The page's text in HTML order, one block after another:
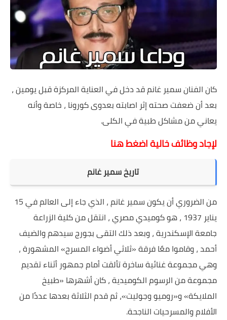
كان الفنان سمير غانم قد دخل في العناية المركزة قبل يومين ،
بعد أن ضعفت صحته إثر اصابته بعدوى كورونا ، خاصة وأنه
يعاني من مشاكل طبية في الكلى.
لإجاد وظائف خالية اضغط هنا
تاريخ سمير غانم
من الضروري أن يكون سمير غانم ، الذي جاء إلى العالم في 15
يناير 1937 ، هو كوميدي مصري ، انتقل من كلية الزراعة
جامعة الإسكندرية ، وبعد ذلك التقى بجورج سيدهم والضيف
أحمد ، وقاموا معًا فرقة «ثلاثي أضواء المسرح» المشهورة ،
وهي مجموعة غنائية ساخرة تألقت أمام جمهور أثناء تقديم
مجموعة من الرسوم الكوميدية ، كان أشهرها «طبيخ
الملايكة» و«روميو وجوليت»، ثم قدم الثلاثة بعدها عددًا من
الأفلام والمسرحيات الناجحة.